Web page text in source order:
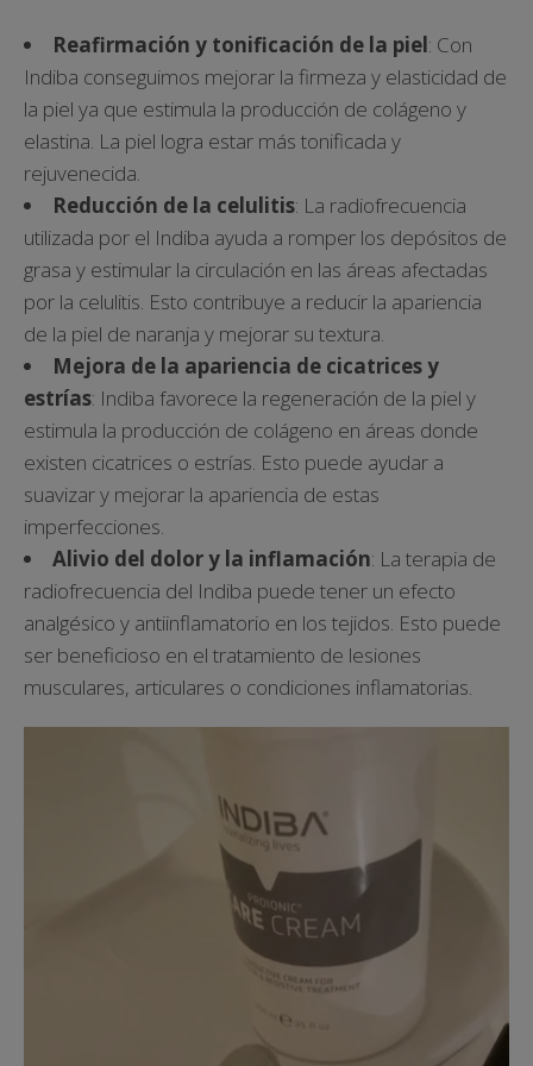
Reafirmación y tonificación de la piel: Con
Indiba conseguimos mejorar la firmeza y elasticidad de
la piel ya que estimula la producción de colágeno y
elastina. La piel logra estar más tonificada y
rejuvenecida.
Reducción de la celulitis: La radiofrecuencia
utilizada por el Indiba ayuda a romper los depósitos de
grasa y estimular la circulación en las áreas afectadas
por la celulitis. Esto contribuye a reducir la apariencia
de la piel de naranja y mejorar su textura.
Mejora de la apariencia de cicatrices y
estrías: Indiba favorece la regeneración de la piel y
estimula la producción de colágeno en áreas donde
existen cicatrices o estrías. Esto puede ayudar a
suavizar y mejorar la apariencia de estas
imperfecciones.
Alivio del dolor y la inflamación: La terapia de
radiofrecuencia del Indiba puede tener un efecto
analgésico y antiinflamatorio en los tejidos. Esto puede
ser beneficioso en el tratamiento de lesiones
musculares, articulares o condiciones inflamatorias.